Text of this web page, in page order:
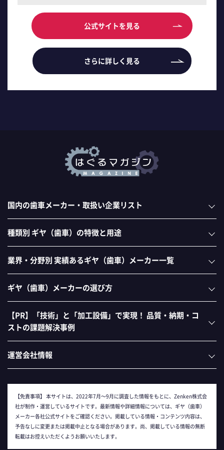
公式サイトを見る
さらに詳しく見る
国内の歯車メーカー・取扱い企業リスト
種類別 ギヤ（歯車）の特徴と用途
業界・分野別 実績あるギヤ（歯車）メーカー一覧
ギヤ（歯車）メーカーの選び方
【PR】「技術」と「加工設備」で実現！ 品質・納期・コ
ストの課題解決事例
運営会社情報
【免責事項】 本サイトは、2022年7月～9月に調査した情報をもとに、Zenken株式会
社が制作・運営しているサイトです。最新情報や詳細情報については、ギヤ（歯車）
メーカー各社公式サイトをご確認ください。掲載している情報・コンテンツ内容は、
予告なしに変更または掲載中止となる場合があります。尚、掲載している情報の無断
転載はお控えいただくようお願いいたします。